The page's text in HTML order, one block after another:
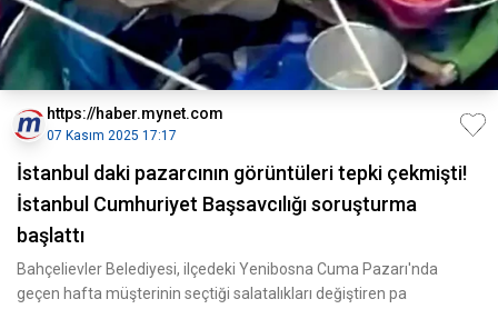
https://haber.mynet.com
07 Kasım 2025 17:17
İstanbul daki pazarcının görüntüleri tepki çekmişti!
İstanbul Cumhuriyet Başsavcılığı soruşturma
başlattı
Bahçelievler Belediyesi, ilçedeki Yenibosna Cuma Pazarı'nda
geçen hafta müşterinin seçtiği salatalıkları değiştiren pa